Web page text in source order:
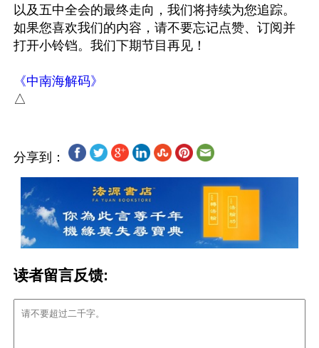
以及五中全会的最终走向，我们将持续为您追踪。
如果您喜欢我们的内容，请不要忘记点赞、订阅并
打开小铃铛。我们下期节目再见！
《中南海解码》
分享到：
读者留言反馈: